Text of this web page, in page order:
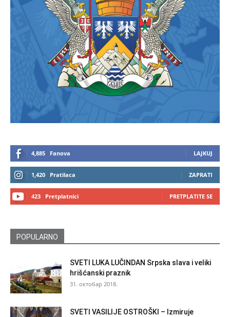
4,885 Fanova LAJKUJ
1,420 Pratilaca ZAPRATI
423 Pretplatnici PRETPLATITE SE
POPULARNO
SVETI LUKA LUČINDAN Srpska slava i veliki
hrišćanski praznik
31. октобар 2018.
SVETI VASILIJE OSTROŠKI – Izmiruje